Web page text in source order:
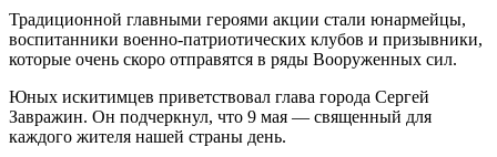
Традиционной главными героями акции стали юнармейцы,
воспитанники военно-патриотических клубов и призывники,
которые очень скоро отправятся в ряды Вооруженных сил.
Юных искитимцев приветствовал глава города Сергей
Завражин. Он подчеркнул, что 9 мая — священный для
каждого жителя нашей страны день.